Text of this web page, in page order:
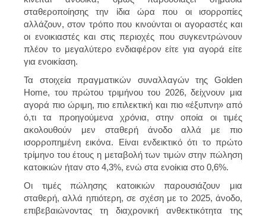
σταθεροποίησης την ίδια ώρα που οι ισορροπίες
αλλάζουν, στον τρόπο που κινούνται οι αγοραστές και
οι ενοικιαστές και στις περιοχές που συγκεντρώνουν
πλέον το μεγαλύτερο ενδιαφέρον είτε για αγορά είτε
για ενοικίαση.
Τα στοιχεία πραγματικών συναλλαγών της Golden
Home, του πρώτου τριμήνου του 2026, δείχνουν μια
αγορά πιο ώριμη, πιο επιλεκτική και πιο «έξυπνη» από
ό,τι τα προηγούμενα χρόνια, στην οποία οι τιμές
ακολουθούν μεν σταθερή άνοδο αλλά με πιο
ισορροπημένη εικόνα. Είναι ενδεικτικό ότι το πρώτο
τρίμηνο του έτους η μεταβολή των τιμών στην πώληση
κατοικιών ήταν στο 4,3%, ενώ στα ενοίκια στο 0,6%.
Οι τιμές πώλησης κατοικιών παρουσιάζουν μια
σταθερή, αλλά ηπιότερη, σε σχέση με το 2025, άνοδο,
επιβεβαιώνοντας τη διαχρονική ανθεκτικότητα της